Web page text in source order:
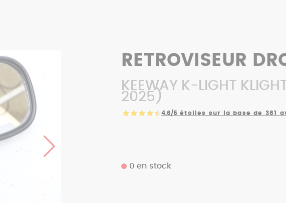
RETROVISEUR
KEEWAY K-LIGHT
2025)
4.6/5 étoiles sur la base de 381
0 en stock